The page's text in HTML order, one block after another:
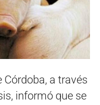
Córdoba, a través
informó que se